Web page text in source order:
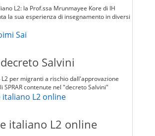
L2: la Prof.ssa Mrunmayee Kore di IH
la sua esperienza di insegnamento in diversi
decreto Salvini
per migranti a rischio dall'approvazione
SPRAR contenute nel "decreto Salvini"
italiano L2 online